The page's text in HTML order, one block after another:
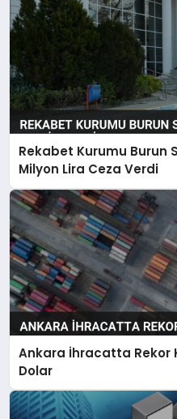
Rekabet Kurumu Burun
Milyon Lira Ceza Verdi
Ankara İhracatta Rekor
Dolar